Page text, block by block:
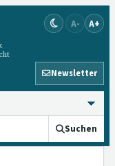
A- A+
Newsletter
Suchen